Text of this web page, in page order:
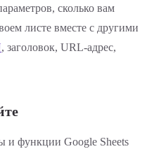
сколько вам
листе вместе с другими
, заголовок, URL-адрес,
и функции Google Sheets